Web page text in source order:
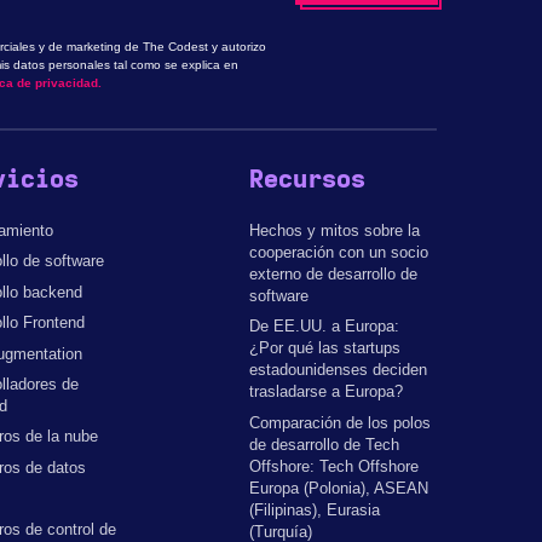
y de marketing de The Codest y autorizo
datos personales tal como se explica en
de privacidad.
de software
backend
Frontend
de
de la nube
de datos
de control de
Recursos
Hechos y mitos sobre la
cooperación con un socio
externo de desarrollo de
software
De EE.UU. a Europa:
¿Por qué las startups
estadounidenses deciden
trasladarse a Europa?
Comparación de los polos
de desarrollo de Tech
Offshore: Tech Offshore
Europa (Polonia), ASEAN
(Filipinas), Eurasia
(Turquía)